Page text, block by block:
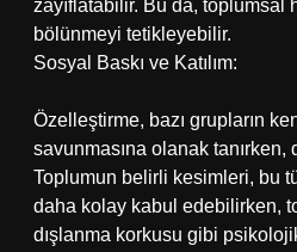
zayıflatabilir. Bu da, toplumsal
bölünmeyi tetikleyebilir.
Sosyal Baskı ve Katılım:
Özelleştirme, bazı grupların
savunmasına olanak tanırken,
Toplumun belirli kesimleri, bu
daha kolay kabul edebilirken,
dışlanma korkusu gibi